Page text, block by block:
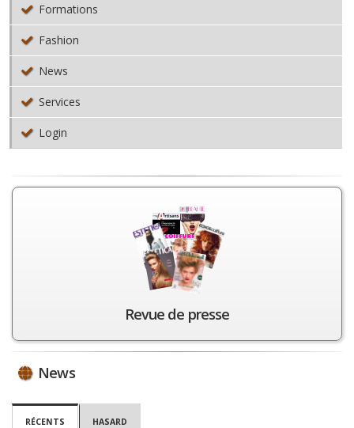
Formations
Fashion
News
Services
Login
Revue de presse
News
RÉCENTS HASARD